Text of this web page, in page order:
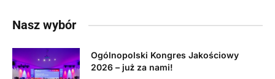
Nasz wybór
Ogólnopolski Kongres Jakościowy
2026 – już za nami!